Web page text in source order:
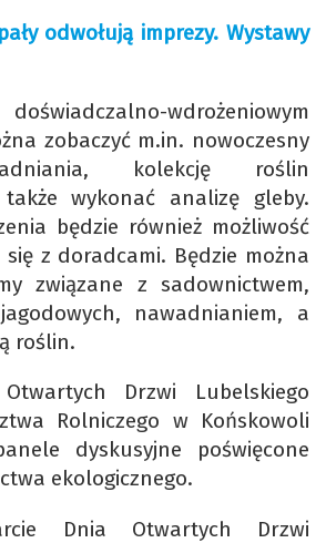
odwołują imprezy. Wystawy
wdrożeniowym
zobaczyć m.in. nowoczesny
kolekcję roślin
wykonać analizę gleby.
będzie również możliwość
z doradcami. Będzie można
związane z sadownictwem,
nawadnianiem, a
roślin.
Drzwi Lubelskiego
Rolniczego w Końskowoli
dyskusyjne poświęcone
ekologicznego.
Dnia Otwartych Drzwi